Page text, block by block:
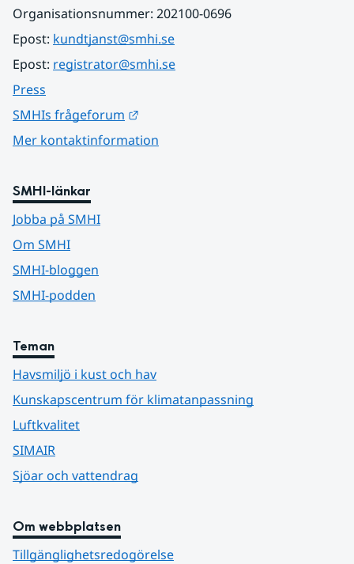
Organisationsnummer: 202100-0696
Epost: kundtjanst@smhi.se
Epost: registrator@smhi.se
Press
SMHIs frågeforum
Mer kontaktinformation
SMHI-länkar
Jobba på SMHI
Om SMHI
SMHI-bloggen
SMHI-podden
Teman
Havsmiljö i kust och hav
Kunskapscentrum för klimatanpassning
Luftkvalitet
SIMAIR
Sjöar och vattendrag
Om webbplatsen
Tillgänglighetsredogörelse